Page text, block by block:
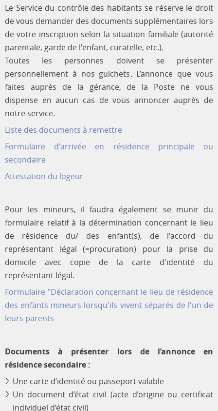
Le Service du contrôle des habitants se réserve le droit
de vous demander des documents supplémentaires lors
de votre inscription selon la situation familiale (autorité
parentale, garde de l'enfant, curatelle, etc.).
Toutes les personnes doivent se présenter
personnellement à nos guichets. L’annonce que vous
faites auprès de la gérance, de la Poste ne vous
dispense en aucun cas de vous annoncer auprès de
notre service.
Liste des documents à remettre
Formulaire d'arrivée en résidence principale ou
secondaire
Attestation du logeur
Pour les mineurs, il faudra également se munir du
formulaire relatif à la détermination concernant le lieu
de résidence du/ des enfant(s), de l'accord du
représentant légal (=procuration) pour la prise du
domicile avec copie de la carte d'identité du
représentant légal.
Formulaire "Déclaration concernant le lieu de résidence
des enfants mineurs lorsqu'ils vivent séparés de l'un de
leurs parents
Documents à présenter lors de l’annonce en
résidence secondaire :
Une carte d’identité ou passeport valable
Un document d’état civil (acte d’origine ou certificat
individuel d’état civil)